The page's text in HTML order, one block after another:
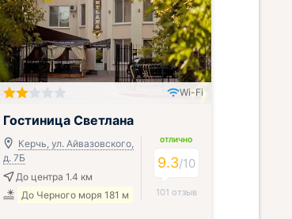
Wi-Fi
Гостиница Светлана
Керчь, ул. Айвазовского,
д. 7Б
До центра 1.4 км
До Черного моря 181 м
ОТЛИЧНО
9.3/10
101 отзыв